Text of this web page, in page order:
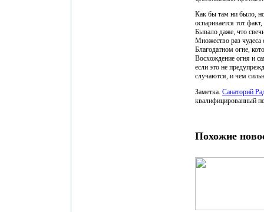
Как бы там ни было,
оспаривается тот
Бывало даже, что
Множество раз чудеса
Благодатном огне,
Восхождение огня и
если это не
случаются, и чем
Заметка. Санаторий
квалифицированный
Похожие